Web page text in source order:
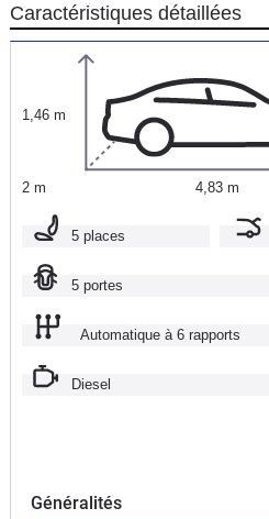
Caractéristiques détaillées
1,46 m
2 m 4,83 m
5 places
5 portes
Automatique à 6 rapports
Diesel
Généralités